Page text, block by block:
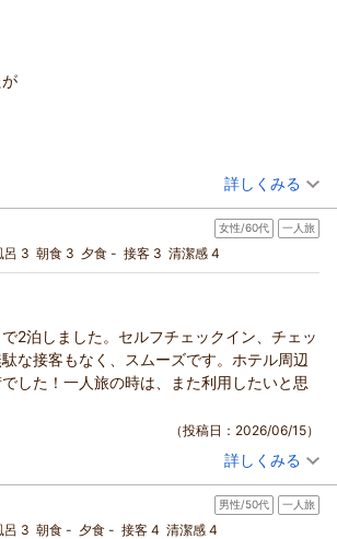
（投稿日：2026/06/22）
宿泊 (夫婦旅行)
40代)
】※チェックアウト10時※お得な当日限定プラン
食事なし
詳しくみる
女性/60代 一人旅
呂 3 朝食 3 夕食 - 接客 3 清潔感 4
2泊しました。セルフチェックイン、チェッ
な接客もなく、スムーズです。ホテル周辺
した！一人旅の時は、また利用したいと思
（投稿日：2026/06/15）
/60代)
】◆清掃なし◆連泊でさらにお得♪30日前までのご
ラン
セミダブル 朝のみ
詳しくみる
男性/50代 一人旅
呂 3 朝食 - 夕食 - 接客 4 清潔感 4